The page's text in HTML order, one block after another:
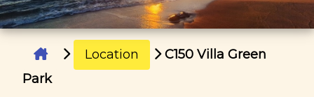
Location
C150 Villa Green
Park